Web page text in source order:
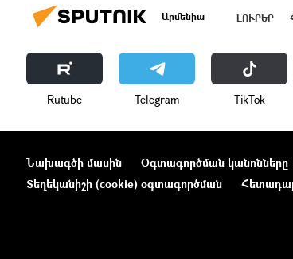
Արմենիա ԼՈՒՐԵՐ
Rutube Telegram ТikТоk
Նախագծի մասին Օգտագործման կանոնները
Տեղեկանիշի (cookie) օգտագործման